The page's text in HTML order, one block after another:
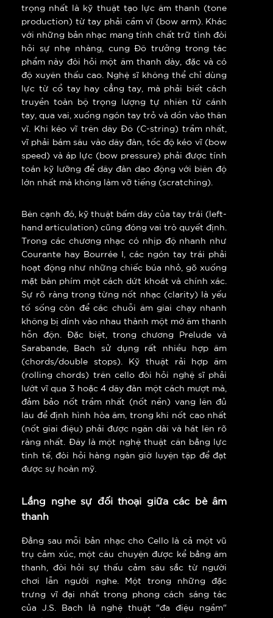
trọng nhất là kỹ thuật tạo lực âm thanh (tone
production) từ tay phải cầm vĩ (bow arm). Khác
với những bản nhạc mang tính chất trữ tình đòi
hỏi sự nhẹ nhàng, cung Đô trưởng trong tác
phẩm này đòi hỏi một âm thanh dày, đặc và có
độ xuyên thấu cao. Nghệ sĩ không thể chỉ dùng
lực từ cổ tay hay cẳng tay, mà phải biết cách
truyền toàn bộ trọng lượng tự nhiên từ cánh
tay, qua vai, xuống ngón tay trỏ và dồn vào thân
vĩ. Khi kéo vĩ trên dây Đô (C-string) trầm nhất,
vĩ phải bám sâu vào dây đàn, tốc độ kéo vĩ (bow
speed) và áp lực (bow pressure) phải được tính
toán kỹ lưỡng để dây đàn dao động với biên độ
lớn nhất mà không làm vỡ tiếng (scratching).
Bên cạnh đó, kỹ thuật bấm dây của tay trái (left-
hand articulation) cũng đóng vai trò quyết định.
Trong các chương nhạc có nhịp độ nhanh như
Courante hay Bourrée I, các ngón tay trái phải
hoạt động như những chiếc búa nhỏ, gõ xuống
mặt bàn phím một cách dứt khoát và chính xác.
Sự rõ ràng trong từng nốt nhạc (clarity) là yếu
tố sống còn để các chuỗi âm giai chạy nhanh
không bị dính vào nhau thành một mớ âm thanh
hỗn độn. Đặc biệt, trong chương Prelude và
Sarabande, Bach sử dụng rất nhiều hợp âm
(chords/double stops). Kỹ thuật rải hợp âm
(rolling chords) trên cello đòi hỏi nghệ sĩ phải
lướt vĩ qua 3 hoặc 4 dây đàn một cách mượt mà,
đảm bảo nốt trầm nhất (nốt nền) vang lên đủ
lâu để định hình hòa âm, trong khi nốt cao nhất
(nốt giai điệu) phải được ngân dài và hát lên rõ
ràng nhất. Đây là một nghệ thuật cân bằng lực
tinh tế, đòi hỏi hàng ngàn giờ luyện tập để đạt
được sự hoàn mỹ.
Lắng nghe sự đối thoại giữa các bè âm
thanh
Đằng sau mỗi bản nhạc cho Cello là cả một vũ
trụ cảm xúc, một câu chuyện được kể bằng âm
thanh, đòi hỏi sự thấu cảm sâu sắc từ người
chơi lẫn người nghe. Một trong những đặc
trưng vĩ đại nhất trong phong cách sáng tác
của J.S. Bach là nghệ thuật "đa điệu ngầm"